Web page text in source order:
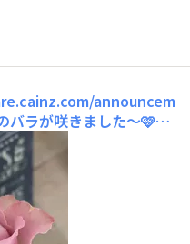
announcem
ラが咲きました〜🩷本